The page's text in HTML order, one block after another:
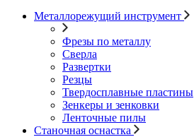
Металлорежущий инструмент
Фрезы по металлу
Сверла
Развертки
Резцы
Твердосплавные пластины
Зенкеры и зенковки
Ленточные пилы
Станочная оснастка